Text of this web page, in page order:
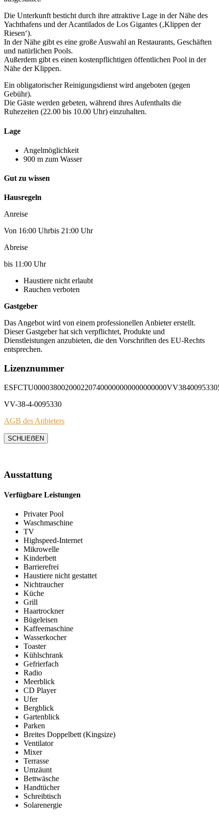
Die Unterkunft besticht durch ihre attraktive Lage in der Nähe des
Yachthafens und der Acantilados de Los Gigantes (‚Klippen der
Riesen‘).
In der Nähe gibt es eine große Auswahl an Restaurants, Geschäften
und natürlichen Pools.
Außerdem gibt es einen kostenpflichtigen öffentlichen Pool in der
Nähe der Klippen.
Ein obligatorischer Reinigungsdienst wird angeboten (gegen
Gebühr).
Die Gäste werden gebeten, während ihres Aufenthalts die
Ruhezeiten (22.00 bis 10.00 Uhr) einzuhalten.
Lage
Angelmöglichkeit
900 m zum Wasser
Gut zu wissen
Hausregeln
Anreise
Von 16:00 Uhrbis 21:00 Uhr
Abreise
bis 11:00 Uhr
Haustiere nicht erlaubt
Rauchen verboten
Gastgeber
Das Angebot wird von einem professionellen Anbieter erstellt.
Dieser Gastgeber hat sich verpflichtet, Produkte und
Dienstleistungen anzubieten, die den Vorschriften des EU-Rechts
entsprechen.
Lizenznummer
VV-38-4-0095330
AGB des Anbieters
SCHLIEẞEN
Ausstattung
Verfügbare Leistungen
Privater Pool
Waschmaschine
TV
Highspeed-Internet
Mikrowelle
Kinderbett
Barrierefrei
Haustiere nicht gestattet
Nichtraucher
Küche
Grill
Haartrockner
Bügeleisen
Kaffeemaschine
Wasserkocher
Toaster
Kühlschrank
Gefrierfach
Radio
Meerblick
CD Player
Ufer
Bergblick
Gartenblick
Parken
Breites Doppelbett (Kingsize)
Ventilator
Mixer
Terrasse
Umzäunt
Bettwäsche
Handtücher
Schreibtisch
Solarenergie